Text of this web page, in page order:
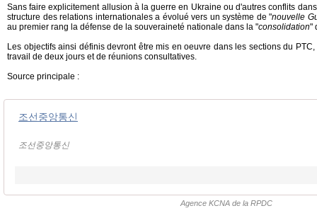
Sans faire explicitement allusion à la guerre en Ukraine ou d'autres conflits
structure des relations internationales a évolué vers un système de "nouvelle
au premier rang la défense de la souveraineté nationale dans la "consolidation"
Les objectifs ainsi définis devront être mis en oeuvre dans les sections du
travail de deux jours et de réunions consultatives.
Source principale :
조선중앙통신
조선중앙통신
Agence KCNA de la RPDC